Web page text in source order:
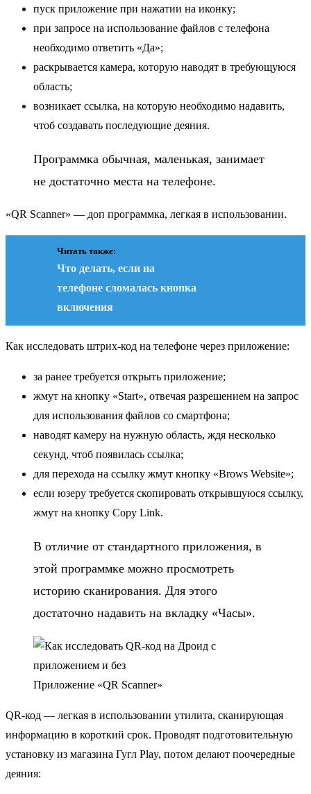
пуск приложение при нажатии на иконку;
при запросе на использование файлов с телефона
необходимо ответить «Да»;
раскрывается камера, которую наводят в требующуюся
область;
возникает ссылка, на которую необходимо надавить,
чтоб создавать последующие деяния.
Программка обычная, маленькая, занимает
не достаточно места на телефоне.
«QR Scanner» — доп программка, легкая в использовании.
Читать также:
Что делать, если на
телефоне сломалась кнопка
включения
Как исследовать штрих-код на телефоне через приложение:
за ранее требуется открыть приложение;
жмут на кнопку «Start», отвечая разрешением на запрос
для использования файлов со смартфона;
наводят камеру на нужную область, ждя несколько
секунд, чтоб появилась ссылка;
для перехода на ссылку жмут кнопку «Brows Website»;
если юзеру требуется скопировать открывшуюся ссылку,
жмут на кнопку Copy Link.
В отличие от стандартного приложения, в
этой программке можно просмотреть
историю сканирования. Для этого
достаточно надавить на вкладку «Часы».
Приложение «QR Scanner»
QR-код — легкая в использовании утилита, сканирующая
информацию в короткий срок. Проводят подготовительную
установку из магазина Гугл Play, потом делают поочередные
деяния: